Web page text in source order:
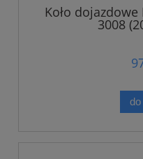
Koło
3008